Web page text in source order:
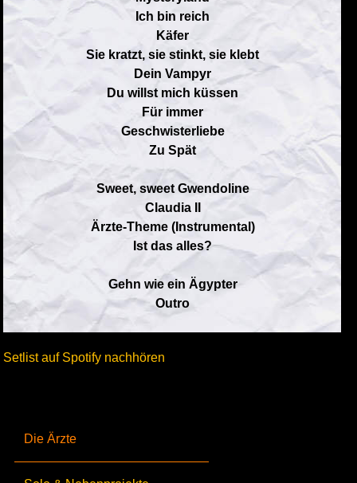
Die Ärzte
Ich bin reich
Käfer
Sie kratzt, sie stinkt, sie klebt
Dein Vampyr
Du willst mich küssen
Für immer
Geschwisterliebe
Zu Spät
Sweet, sweet Gwendoline
Claudia II
Ärzte-Theme (Instrumental)
Ist das alles?
Gehn wie ein Ägypter
Outro
Setlist auf Spotify nachhören